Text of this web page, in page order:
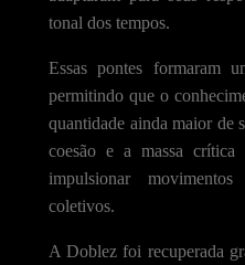
tonal dos tempos.
Essas pontes formaram
permitindo que o
quantidade ainda maior de
coesão e a massa crítica
impulsionar
coletivos.
A Doblez foi recuperada